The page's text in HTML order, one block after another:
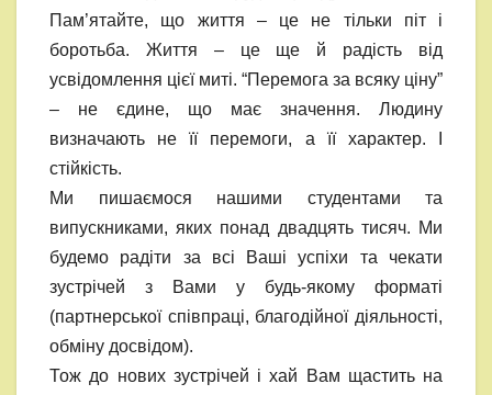
Пам’ятайте, що життя – це не тільки піт і
боротьба. Життя – це ще й радість від
усвідомлення цієї миті. “Перемога за всяку ціну”
– не єдине, що має значення. Людину
визначають не її перемоги, а її характер. І
стійкість.
Ми пишаємося нашими студентами та
випускниками, яких понад двадцять тисяч. Ми
будемо радіти за всі Ваші успіхи та чекати
зустрічей з Вами у будь-якому форматі
(партнерської співпраці, благодійної діяльності,
обміну досвідом).
Тож до нових зустрічей і хай Вам щастить на